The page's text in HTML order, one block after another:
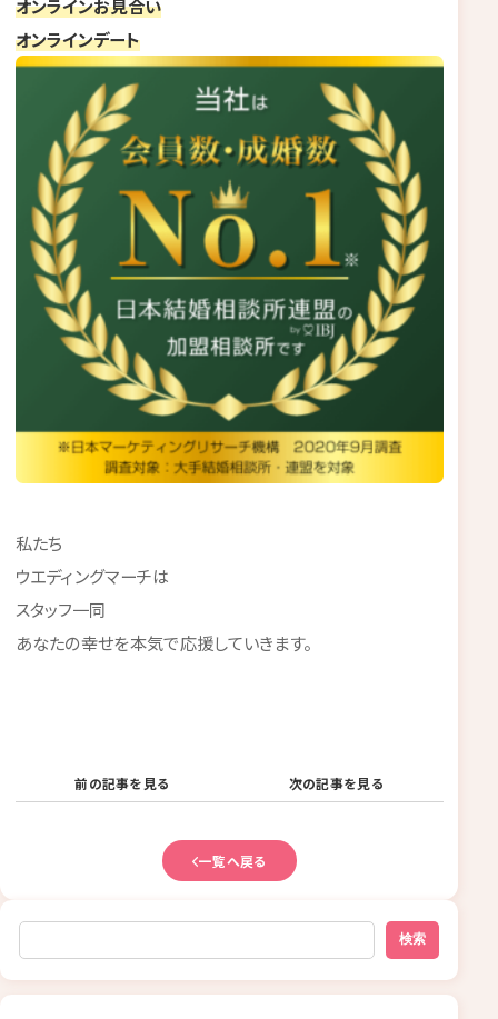
オンラインお見合い
オンラインデート
私たち
ウエディングマーチは
スタッフ一同
あなたの幸せを本気で応援していきます。
前の記事を見る 次の記事を見る
一覧へ戻る
検索
検索